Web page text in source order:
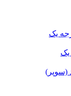
یک
یک
(سوپر)